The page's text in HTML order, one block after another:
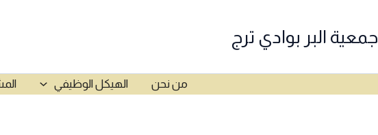
جمعية البر بوادي ترج
من نحن الهيكل الوظيفي